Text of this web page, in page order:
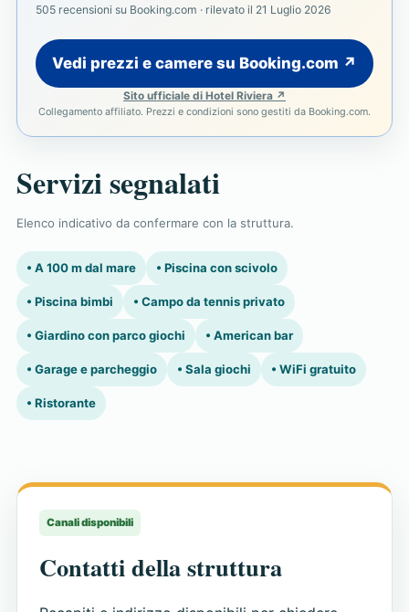
505 recensioni su Booking.com · rilevato il 21 Luglio 2026
Vedi prezzi e camere su Booking.com ↗
Sito ufficiale di Hotel Riviera ↗
Collegamento affiliato. Prezzi e condizioni sono gestiti da Booking.com.
Servizi segnalati
Elenco indicativo da confermare con la struttura.
• A 100 m dal mare • Piscina con scivolo
• Piscina bimbi • Campo da tennis privato
• Giardino con parco giochi • American bar
• Garage e parcheggio • Sala giochi • WiFi gratuito
• Ristorante
Canali disponibili
Contatti della struttura